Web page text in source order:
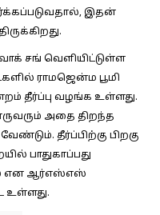
இதன்
சங் வெளியிட்டுள்ள
ராமஜென்ம பூமி
தீர்ப்பு வழங்க உள்ளது.
அதை திறந்த
தீர்ப்பிற்கு பிறகு
பாதுகாப்பது
என ஆர்எஸ்எஸ்
உள்ளது.